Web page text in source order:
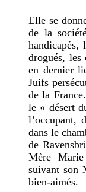
Elle se
de la
handicapés,
drogués, les
en dernier
Juifs
de la
le « désert
l’occupant,
dans le
de
Mère
suivant son
bien-aimés.